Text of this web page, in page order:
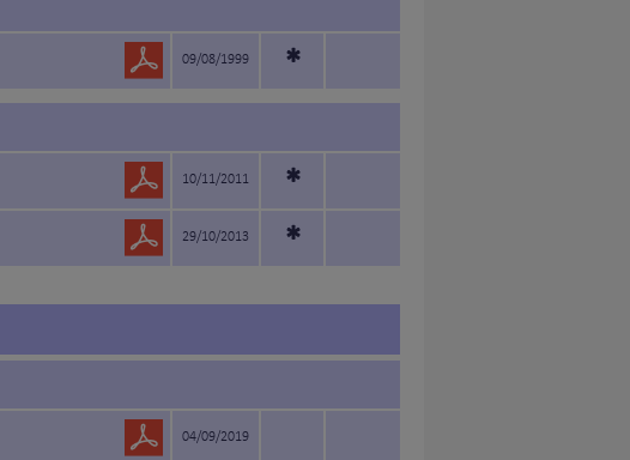
09/08/1999 *
10/11/2011 *
29/10/2013 *
04/09/2019